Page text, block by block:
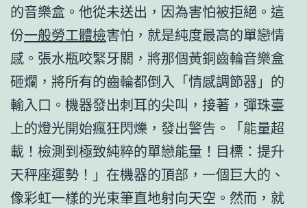
的音樂盒。他從未送出，因為害怕被拒絕。這
份一般勞工體檢害怕，就是純度最高的單戀情
感。張水瓶咬緊牙關，將那個黃銅齒輪音樂盒
砸爛，將所有的齒輪都倒入「情感調節器」的
輸入口。機器發出刺耳的尖叫，接著，彈珠臺
上的燈光開始瘋狂閃爍，發出警告。「能量超
載！檢測到極致純粹的單戀能量！目標：提升
天秤座運勢！」在機器的頂部，一個巨大的、
像彩虹一樣的光束筆直地射向天空。然而，就